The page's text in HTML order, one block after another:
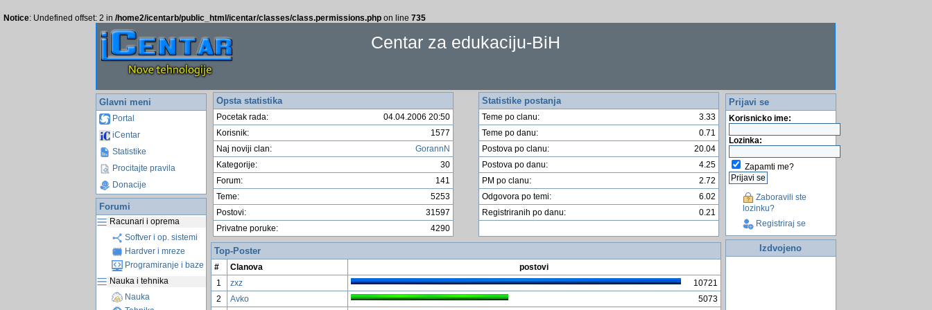
Notice: Undefined offset: 2 in /home2/icentarb/public_html/icentar/classes/class.permissions.php on line 735
Centar za edukaciju-BiH
Glavni meni
Portal
iCentar
Statistike
Procitajte pravila
Donacije
Forumi
Racunari i oprema
Softver i op. sistemi
Hardver i mreze
Programiranje i baze
Nauka i tehnika
Nauka
Opsta statistika
04.04.2006 20:50
Pocetak rada:
1577
Korisnik:
GorannN
Naj noviji clan:
30
Kategorije:
141
Forum:
5253
Teme:
31597
Postovi:
4290
Privatne poruke:
Statistike postanja
3.33
Teme po clanu:
0.71
Teme po danu:
20.04
Postova po clanu:
4.25
Postova po danu:
2.72
PM po clanu:
6.02
Odgovora po temi:
0.21
Registriranih po danu:
Top-Poster
# Clanova
postovi
1
zxz
10721
2
Avko 5073
Prijavi se
Korisnicko ime:
Lozinka:
Zapamti me?
Zaboravili ste
lozinku?
Registriraj se
Izdvojeno